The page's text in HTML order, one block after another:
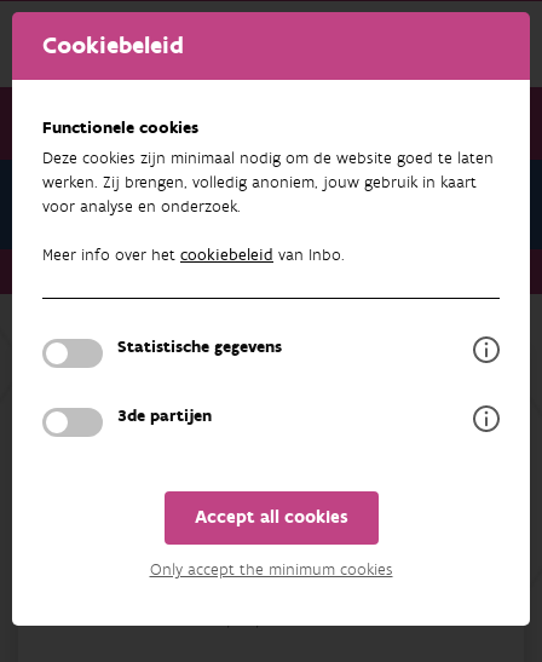
Cookiebeleid
Functionele cookies
Deze cookies zijn minimaal nodig om de website goed te laten
werken. Zij brengen, volledig anoniem, jouw gebruik in kaart
voor analyse en onderzoek.
Meer info over het cookiebeleid van Inbo.
Statistische gegevens
3de partijen
Accept all cookies
Only accept the minimum cookies
Indicators
Trend broedvogels van de kust
Unfortunately the abstract isn't available in English yet.
OVERVIEW
Trend broedvogels van de